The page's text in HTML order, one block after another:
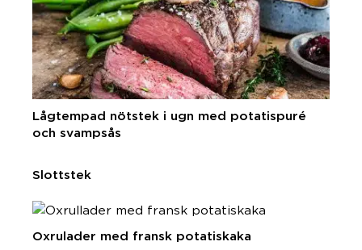
Lågtempad nötstek i ugn med potatispuré
och svampsås
Slottstek
Oxrulader med fransk potatiskaka